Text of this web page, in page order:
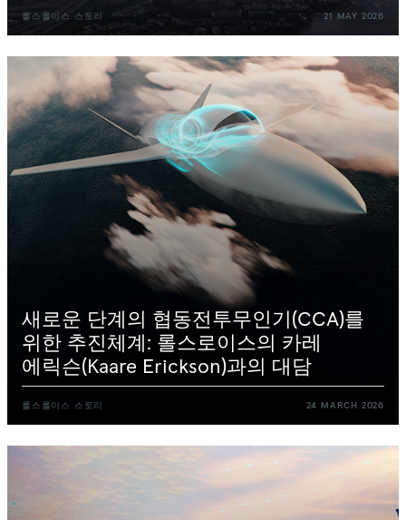
롤스롤이스 스토리 21 MAY 2026
새로운 단계의 협동전투무인기(CCA)를
위한 추진체계: 롤스로이스의 카레
에릭슨(Kaare Erickson)과의 대담
롤스롤이스 스토리 24 MARCH 2026